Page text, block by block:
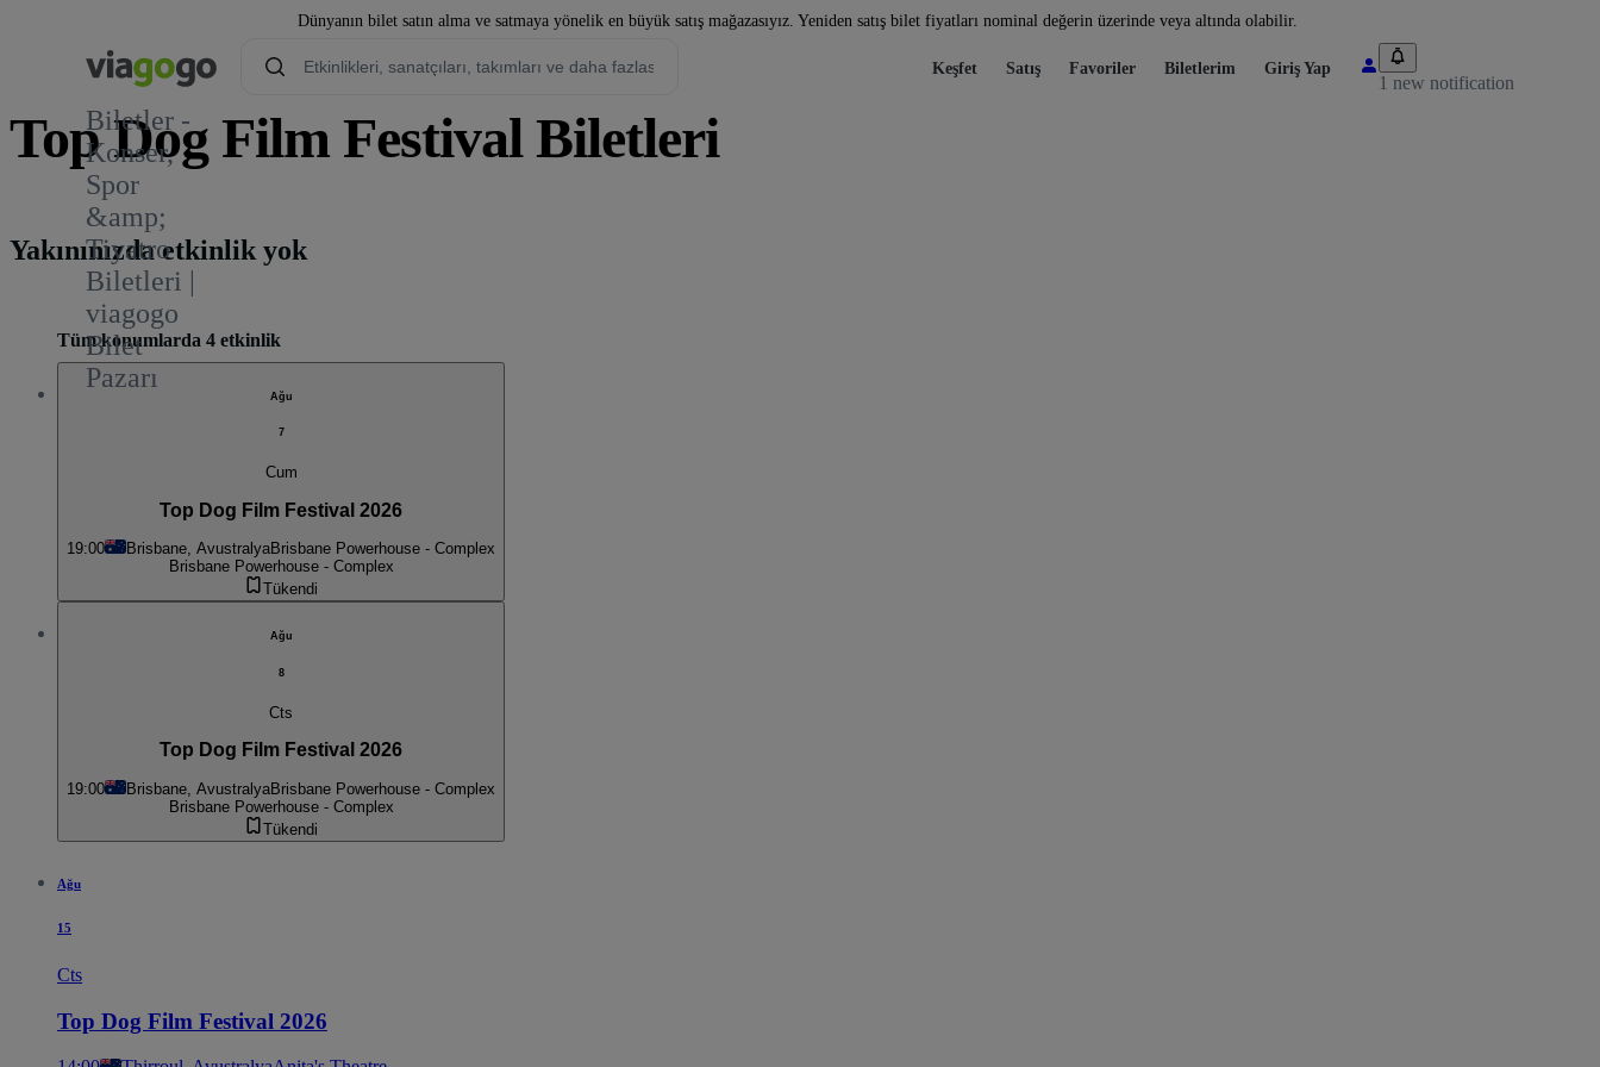
Dünyanın bilet satın alma ve satmaya yönelik en büyük satış mağazasıyız. Yeniden satış bilet fiyatları nominal değerin üzerinde veya altında olabilir.
Biletler -
Konser,
Spor
&amp;
Tiyatro
Biletleri |
viagogo
Bilet
Pazarı
Keşfet Satış Favoriler Biletlerim Giriş Yap
1 new notification
Top Dog Film Festival Biletleri
1
Yakınınızda etkinlik yok
Tüm konumlarda 4 etkinlik
Ağu
7
Cum
Top Dog Film Festival 2026
19:00 Brisbane, AvustralyaBrisbane Powerhouse - Complex
Brisbane Powerhouse - Complex
Tükendi
Ağu
8
Cts
Top Dog Film Festival 2026
19:00 Brisbane, AvustralyaBrisbane Powerhouse - Complex
Brisbane Powerhouse - Complex
Tükendi
Ağu
15
Cts
Top Dog Film Festival 2026